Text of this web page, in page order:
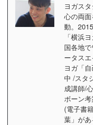
ヨガス
心の両
動。
「横浜
国各地
ータス
ヨガ「
中 /スタ
成講師/
ボーン
(電子書
葉」があ